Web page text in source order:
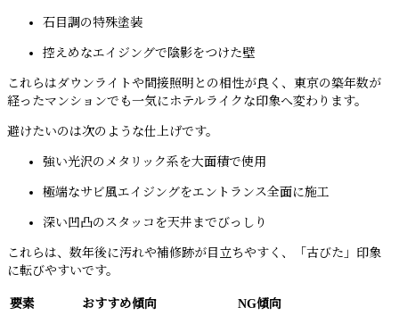
石目調の特殊塗装
控えめなエイジングで陰影をつけた壁
これらはダウンライトや間接照明との相性が良く、東京の築年数が
経ったマンションでも一気にホテルライクな印象へ変わります。
避けたいのは次のような仕上げです。
強い光沢のメタリック系を大面積で使用
極端なサビ風エイジングをエントランス全面に施工
深い凹凸のスタッコを天井までびっしり
これらは、数年後に汚れや補修跡が目立ちやすく、「古びた」印象
に転びやすいです。
要素 おすすめ傾向
NG傾向